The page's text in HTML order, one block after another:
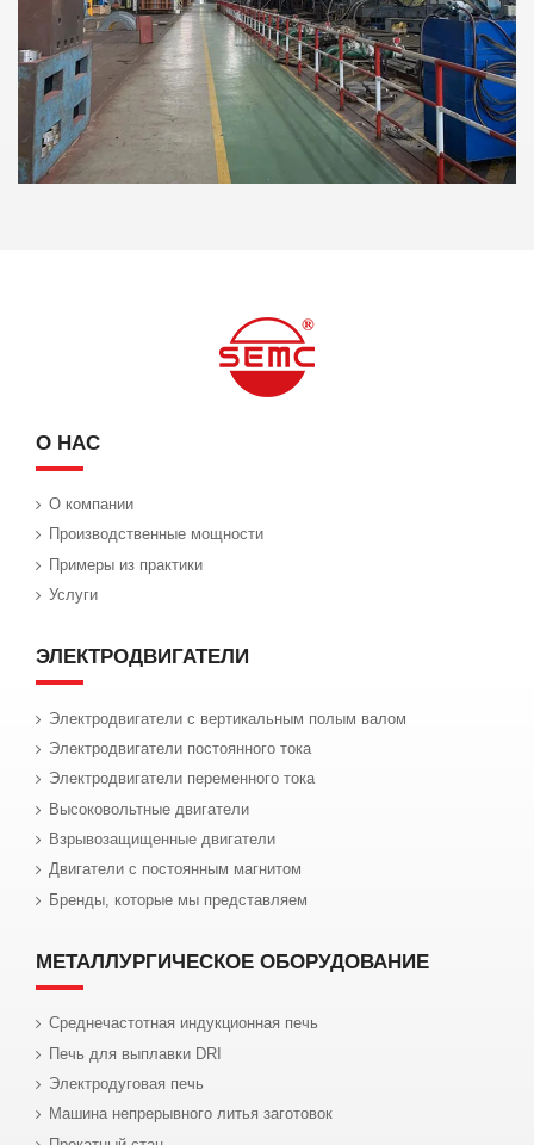
О НАС
О компании
Производственные мощности
Примеры из практики
Услуги
ЭЛЕКТРОДВИГАТЕЛИ
Электродвигатели с вертикальным полым валом
Электродвигатели постоянного тока
Электродвигатели переменного тока
Высоковольтные двигатели
Взрывозащищенные двигатели
Двигатели с постоянным магнитом
Бренды, которые мы представляем
МЕТАЛЛУРГИЧЕСКОЕ ОБОРУДОВАНИЕ
Среднечастотная индукционная печь
Печь для выплавки DRI
Электродуговая печь
Машина непрерывного литья заготовок